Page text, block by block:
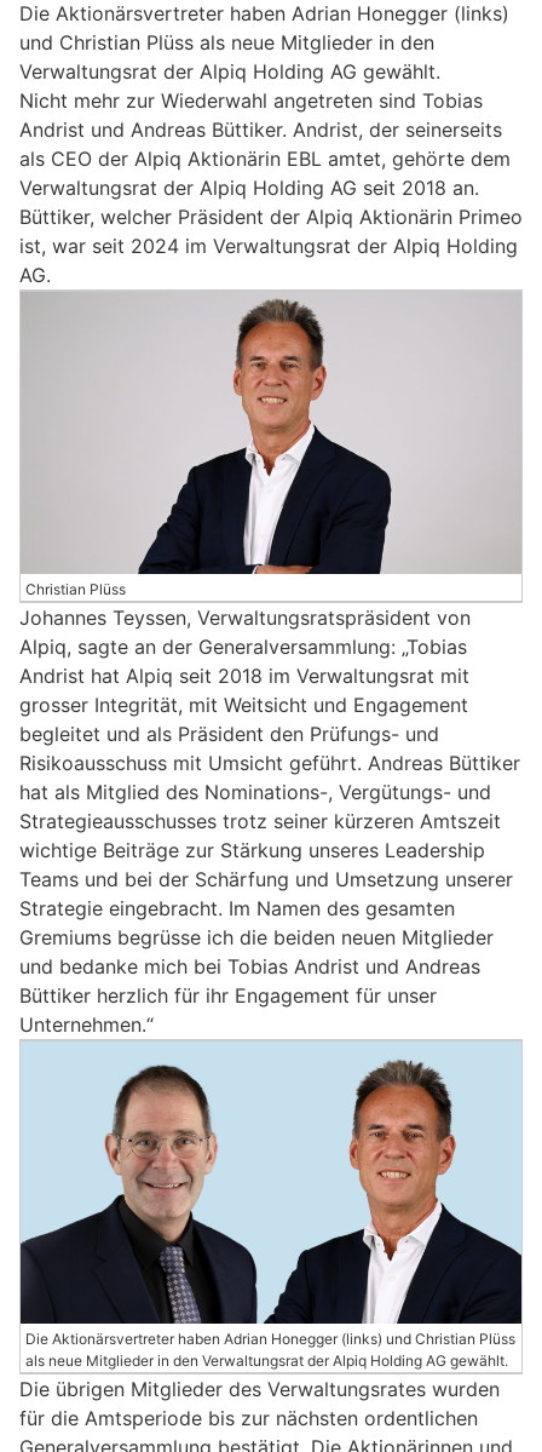
Die Aktionärsvertreter haben Adrian Honegger (links)
und Christian Plüss als neue Mitglieder in den
Verwaltungsrat der Alpiq Holding AG gewählt.
Nicht mehr zur Wiederwahl angetreten sind Tobias
Andrist und Andreas Büttiker. Andrist, der seinerseits
als CEO der Alpiq Aktionärin EBL amtet, gehörte dem
Verwaltungsrat der Alpiq Holding AG seit 2018 an.
Büttiker, welcher Präsident der Alpiq Aktionärin Primeo
ist, war seit 2024 im Verwaltungsrat der Alpiq Holding
AG.
Christian Plüss
Johannes Teyssen, Verwaltungsratspräsident von
Alpiq, sagte an der Generalversammlung: „Tobias
Andrist hat Alpiq seit 2018 im Verwaltungsrat mit
grosser Integrität, mit Weitsicht und Engagement
begleitet und als Präsident den Prüfungs- und
Risikoausschuss mit Umsicht geführt. Andreas Büttiker
hat als Mitglied des Nominations-, Vergütungs- und
Strategieausschusses trotz seiner kürzeren Amtszeit
wichtige Beiträge zur Stärkung unseres Leadership
Teams und bei der Schärfung und Umsetzung unserer
Strategie eingebracht. Im Namen des gesamten
Gremiums begrüsse ich die beiden neuen Mitglieder
und bedanke mich bei Tobias Andrist und Andreas
Büttiker herzlich für ihr Engagement für unser
Unternehmen.“
Die Aktionärsvertreter haben Adrian Honegger (links) und Christian Plüss
als neue Mitglieder in den Verwaltungsrat der Alpiq Holding AG gewählt.
Die übrigen Mitglieder des Verwaltungsrates wurden
für die Amtsperiode bis zur nächsten ordentlichen
Generalversammlung bestätigt. Die Aktionärinnen und